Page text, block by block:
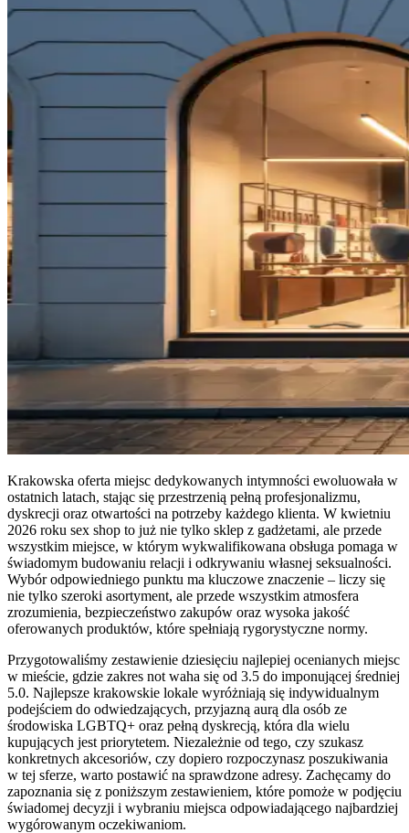
Krakowska oferta miejsc dedykowanych intymności ewoluowała w
ostatnich latach, stając się przestrzenią pełną profesjonalizmu,
dyskrecji oraz otwartości na potrzeby każdego klienta. W kwietniu
2026 roku sex shop to już nie tylko sklep z gadżetami, ale przede
wszystkim miejsce, w którym wykwalifikowana obsługa pomaga w
świadomym budowaniu relacji i odkrywaniu własnej seksualności.
Wybór odpowiedniego punktu ma kluczowe znaczenie – liczy się
nie tylko szeroki asortyment, ale przede wszystkim atmosfera
zrozumienia, bezpieczeństwo zakupów oraz wysoka jakość
oferowanych produktów, które spełniają rygorystyczne normy.
Przygotowaliśmy zestawienie dziesięciu najlepiej ocenianych miejsc
w mieście, gdzie zakres not waha się od 3.5 do imponującej średniej
5.0. Najlepsze krakowskie lokale wyróżniają się indywidualnym
podejściem do odwiedzających, przyjazną aurą dla osób ze
środowiska LGBTQ+ oraz pełną dyskrecją, która dla wielu
kupujących jest priorytetem. Niezależnie od tego, czy szukasz
konkretnych akcesoriów, czy dopiero rozpoczynasz poszukiwania
w tej sferze, warto postawić na sprawdzone adresy. Zachęcamy do
zapoznania się z poniższym zestawieniem, które pomoże w podjęciu
świadomej decyzji i wybraniu miejsca odpowiadającego najbardziej
wygórowanym oczekiwaniom.